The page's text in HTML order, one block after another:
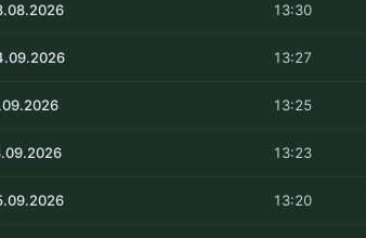
13:30
13:27
13:25
13:23
13:20